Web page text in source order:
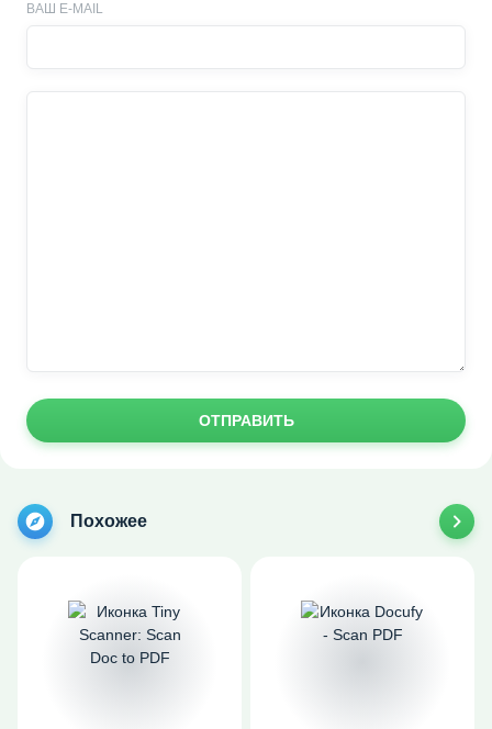
ВАШ E-MAIL
ОТПРАВИТЬ
Похожее